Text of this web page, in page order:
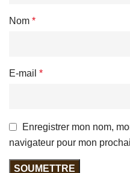
Nom *
E-mail *
Enregistrer mon nom,
navigateur pour mon